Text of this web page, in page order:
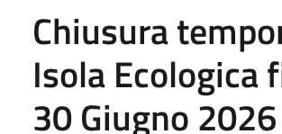
Chiusura
Isola Ecologica
30 Giugno 2026